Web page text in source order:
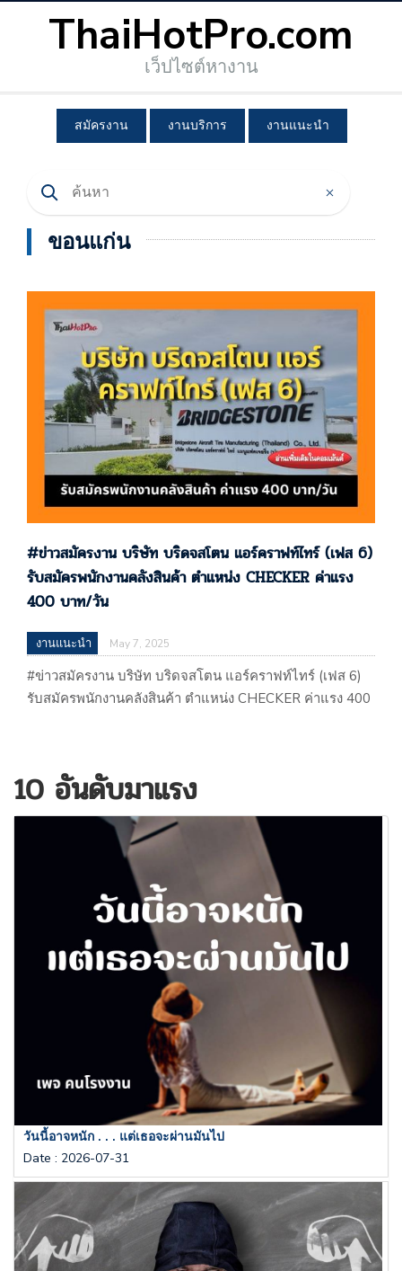
ThaiHotPro.com
เว็ปไซต์หางาน
สมัครงาน งานบริการ งานแนะนำ
ขอนแก่น
#ข่าวสมัครงาน บริษัท บริดจสโตน แอร์คราฟท์ไทร์ (เฟส 6)
รับสมัครพนักงานคลังสินค้า ตําแหน่ง CHECKER ค่าแรง
400 บาท/วัน
งานแนะนำ May 7, 2025
#ข่าวสมัครงาน บริษัท บริดจสโตน แอร์คราฟท์ไทร์ (เฟส 6)
รับสมัครพนักงานคลังสินค้า ตําแหน่ง CHECKER ค่าแรง 400
10 อันดับมาแรง
วันนี้อาจหนัก . . . แต่เธอจะผ่านมันไป
Date : 2026-07-31